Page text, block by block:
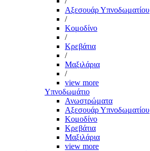
Αξεσουάρ Υπνοδωματίου
/
Κομοδίνο
/
Κρεβάτια
/
Μαξιλάρια
/
view more
Υπνοδωμάτιο
Ανωστρώματα
Αξεσουάρ Υπνοδωματίου
Κομοδίνο
Κρεβάτια
Μαξιλάρια
view more